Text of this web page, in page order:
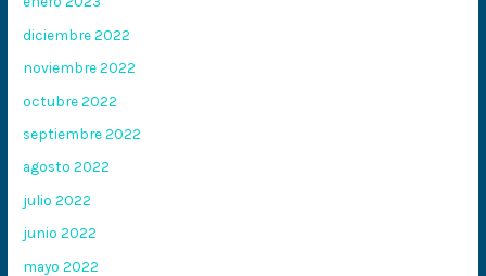
diciembre 2022
noviembre 2022
octubre 2022
septiembre 2022
agosto 2022
julio 2022
junio 2022
mayo 2022